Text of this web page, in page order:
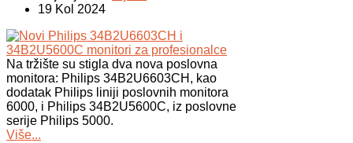
19 Kol 2024
Na tržište su stigla dva nova poslovna
monitora: Philips 34B2U6603CH, kao
dodatak Philips liniji poslovnih monitora
6000, i Philips 34B2U5600C, iz poslovne
serije Philips 5000.
Više...